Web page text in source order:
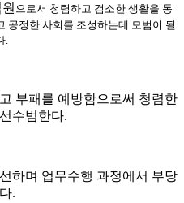
으로서 청렴하고 검소한 생활을 통
공정한 사회를 조성하는데 모범이 될
.
부패를 예방함으로써 청렴한
수범한다.
하며 업무수행 과정에서 부당
.